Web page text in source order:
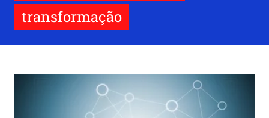
transformação